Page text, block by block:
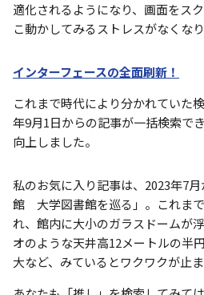
適化されるようになり、画面をス
こ動かしてみるストレスがなくなり
インターフェースの全面刷新！
これまで時代により分かれていた
年9月1日からの記事が一括検索で
向上しました。
私のお気に入り記事は、 2023年7
館 大学図書館を巡る」。これまで
れ、館内に大小のガラスドームが
オのような天井高12メートルの半
大など、みているとワクワクが止ま